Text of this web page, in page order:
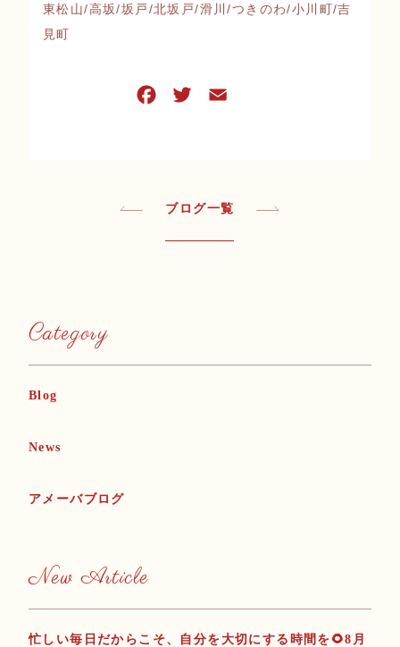
東松山/高坂/坂戸/北坂戸/滑川/つきのわ/小川町/吉
見町
ブログ一覧
Category
Blog
News
アメーバブログ
New Article
忙しい毎日だからこそ、自分を大切にする時間を🌻8月